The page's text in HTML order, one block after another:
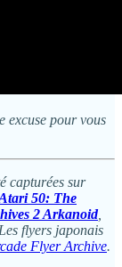
excuse pour vous
capturées sur
50: The
2 Arkanoid,
flyers japonais
Flyer Archive.